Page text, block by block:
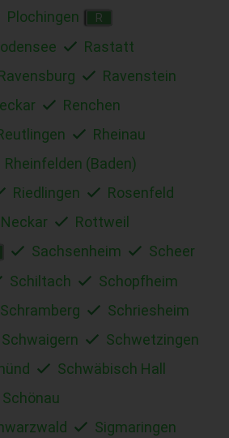
Plochingen R
Rastatt
Ravenstein
Renchen
Rheinau
Rheinfelden (Baden)
Riedlingen
Rosenfeld
Rottweil
Sachsenheim
Scheer
Schiltach
Schopfheim
Schramberg
Schriesheim
Schwaigern
Schwetzingen
Schwäbisch Hall
Schönau
Sigmaringen